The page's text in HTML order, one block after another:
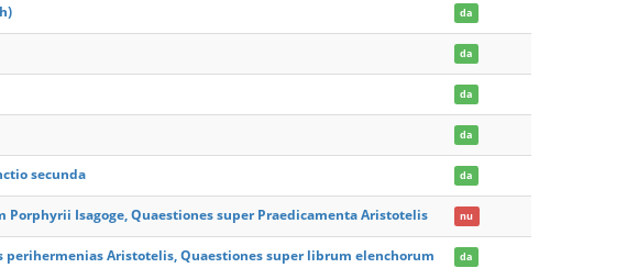
da
da
da
da
secunda da
Isagoge, Quaestiones super Praedicamenta Aristotelis nu
perihermenias Aristotelis, Quaestiones super librum elenchorum
da